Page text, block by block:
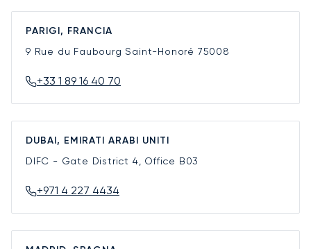
PARIGI, FRANCIA
9 Rue du Faubourg Saint-Honoré 75008
+33 1 89 16 40 70
DUBAI, EMIRATI ARABI UNITI
DIFC - Gate District 4, Office B03
+971 4 227 4434